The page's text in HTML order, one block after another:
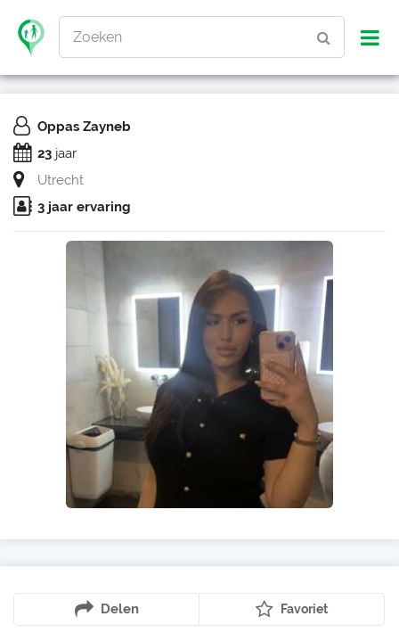
Zoeken
Oppas Zayneb
23 jaar
Utrecht
3 jaar ervaring
Delen Favoriet